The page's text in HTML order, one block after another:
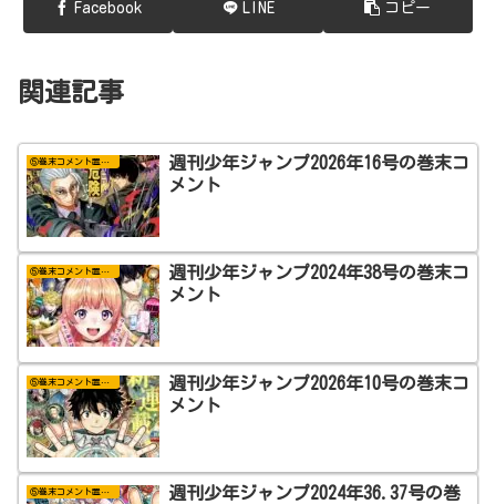
Facebook LINE コピー
関連記事
⑤巻末コメント置き場
週刊少年ジャンプ2026年16号の巻末コ
メント
⑤巻末コメント置き場
週刊少年ジャンプ2024年38号の巻末コ
メント
⑤巻末コメント置き場
週刊少年ジャンプ2026年10号の巻末コ
メント
⑤巻末コメント置き場
週刊少年ジャンプ2024年36.37号の巻